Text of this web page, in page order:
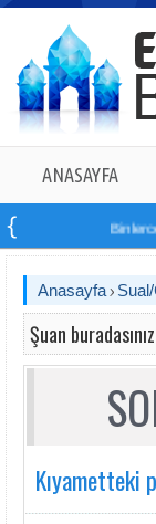
ANASAYFA
Binlerce
Anasayfa
Şuan
Kıyametteki